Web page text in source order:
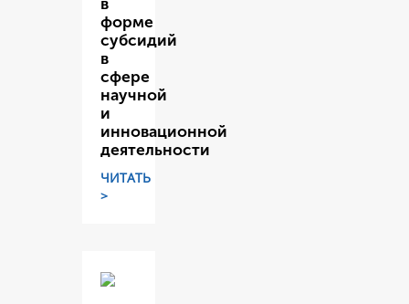
форме
субсидий
в
сфере
научной
и
инновационной
деятельности
ЧИТАТЬ
>